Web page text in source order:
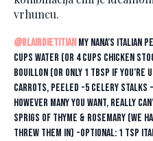
vrhuncu.
@blairdietitianMy Nana’s Italian
cups water (or 4 cups chicken
Bouillon (or only 1 tbsp if you’re
carrots, peeled -5 celery stalks
however many you want, really
sprigs of thyme & rosemary (we
threw them in) -optional: 1 tsp